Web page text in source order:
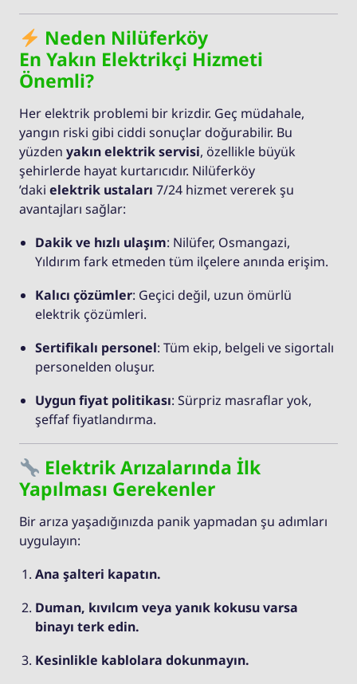
Neden Nilüferköy
En Yakın Elektrikçi Hizmeti
Önemli?
Her elektrik problemi bir krizdir. Geç müdahale,
yangın riski gibi ciddi sonuçlar doğurabilir. Bu
yüzden yakın elektrik servisi, özellikle büyük
şehirlerde hayat kurtarıcıdır. Nilüferköy
’daki elektrik ustaları 7/24 hizmet vererek şu
avantajları sağlar:
Dakik ve hızlı ulaşım: Nilüfer, Osmangazi,
Yıldırım fark etmeden tüm ilçelere anında erişim.
Kalıcı çözümler: Geçici değil, uzun ömürlü
elektrik çözümleri.
Sertifikalı personel: Tüm ekip, belgeli ve sigortalı
personelden oluşur.
Uygun fiyat politikası: Sürpriz masraflar yok,
şeffaf fiyatlandırma.
Elektrik Arızalarında İlk
Yapılması Gerekenler
Bir arıza yaşadığınızda panik yapmadan şu adımları
uygulayın:
Ana şalteri kapatın.
Duman, kıvılcım veya yanık kokusu varsa
binayı terk edin.
Kesinlikle kablolara dokunmayın.